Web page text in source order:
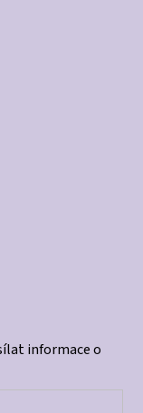
informace o